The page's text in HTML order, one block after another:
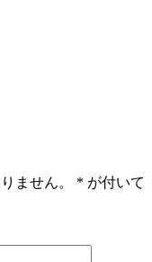
ません。 * が付いて